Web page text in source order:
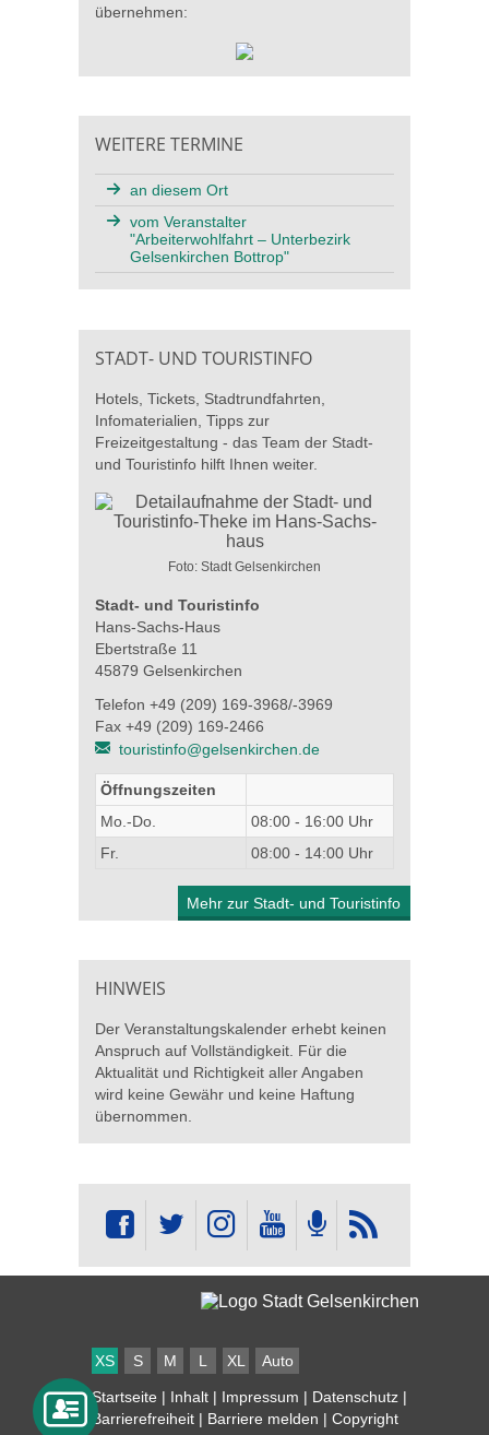
übernehmen:
WEITERE TERMINE
an diesem Ort
vom Veranstalter
"Arbeiterwohlfahrt – Unterbezirk
Gelsenkirchen Bottrop"
STADT- UND TOURISTINFO
Hotels, Tickets, Stadtrundfahrten,
Infomaterialien, Tipps zur
Freizeitgestaltung - das Team der Stadt-
und Touristinfo hilft Ihnen weiter.
Foto: Stadt Gelsenkirchen
Stadt- und Touristinfo
Hans-Sachs-Haus
Ebertstraße 11
45879 Gelsenkirchen
Telefon +49 (209) 169-3968/-3969
Fax +49 (209) 169-2466
touristinfo@gelsenkirchen.de
Öffnungszeiten
Mo.-Do.
08:00 - 16:00 Uhr
Fr.
08:00 - 14:00 Uhr
Mehr zur Stadt- und Touristinfo
HINWEIS
Der Veranstaltungskalender erhebt keinen
Anspruch auf Vollständigkeit. Für die
Aktualität und Richtigkeit aller Angaben
wird keine Gewähr und keine Haftung
übernommen.
XS S M L XL Auto
Startseite | Inhalt | Impressum | Datenschutz |
Barrierefreiheit | Barriere melden | Copyright